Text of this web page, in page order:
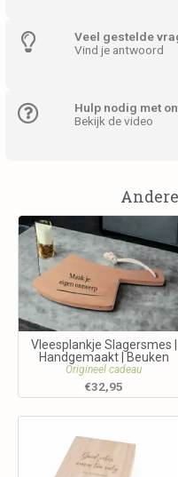
Veel gestelde
Vind je antwoord
Hulp nodig met
Bekijk de video
Vleesplankje Slagersmes |
Handgemaakt | Beuken
Origineel cadeau
€32,95